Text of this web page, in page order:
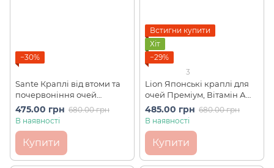
−30%
Sante Краплі від втоми та
почервоніння очей
Medical 12 SANTEN ІС3 (12
мл)
475.00 грн 680.00 грн
В наявності
Купити
Встигни купити
Хіт
−29%
3
Lion Японські краплі для
очей Преміум, Вітамін А
35000 одиниць Smile 40
Premium ІС4 (15 мл)
485.00 грн 680.00 грн
В наявності
Купити